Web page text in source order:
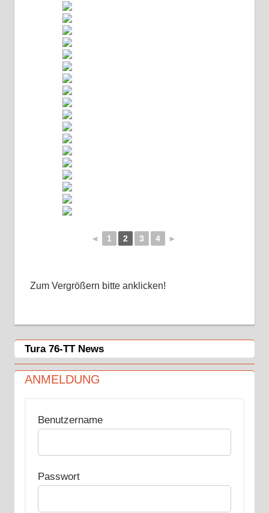
◄ 1 2 3 4 ►
Zum Vergrößern bitte anklicken!
Tura 76-TT News
ANMELDUNG
Benutzername
Passwort